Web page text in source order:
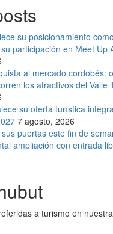
su posicionamiento
participación en Meet Up
al mercado cordobés:
los atractivos del Valle
su oferta turística
7 agosto, 2026
puertas este fin de
ampliación con entrada
a turismo en